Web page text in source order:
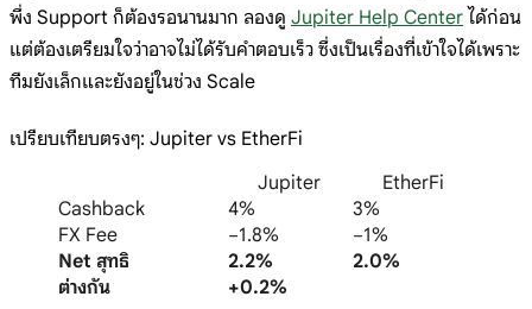
พึ่ง Support ก็ต้องรอนานมาก ลองดู Jupiter Help Center ได้ก่อน
แต่ต้องเตรียมใจว่าอาจไม่ได้รับคำตอบเร็ว ซึ่งเป็นเรื่องที่เข้าใจได้เพราะ
ทีมยังเล็กและยังอยู่ในช่วง Scale
เปรียบเทียบตรงๆ: Jupiter vs EtherFi
Jupiter
EtherFi
Cashback
4%
3%
FX Fee
−1.8%
−1%
Net สุทธิ
2.2%
2.0%
ต่างกัน
+0.2%